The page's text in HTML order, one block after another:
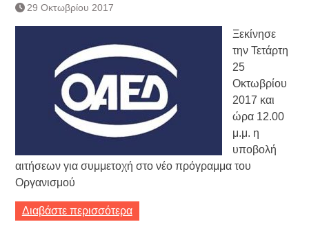
29 Οκτωβρίου 2017
Ξεκίνησε
την Τετάρτη
25
Οκτωβρίου
2017 και
ώρα 12.00
μ.μ. η
υποβολή
αιτήσεων για συμμετοχή στο νέο πρόγραμμα του
Οργανισμού
Διαβάστε περισσότερα